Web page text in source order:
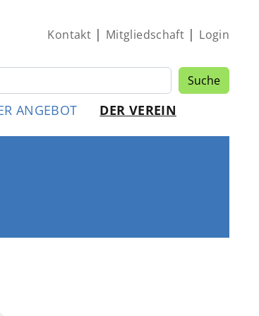
Suche
Kontakt| Mitgliedschaft | Login
ANGEBOT DER VEREIN